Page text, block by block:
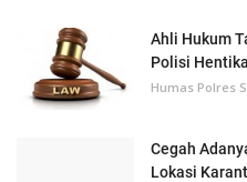
Ahli Hukum
Polisi
Humas Polres
Cegah
Lokasi